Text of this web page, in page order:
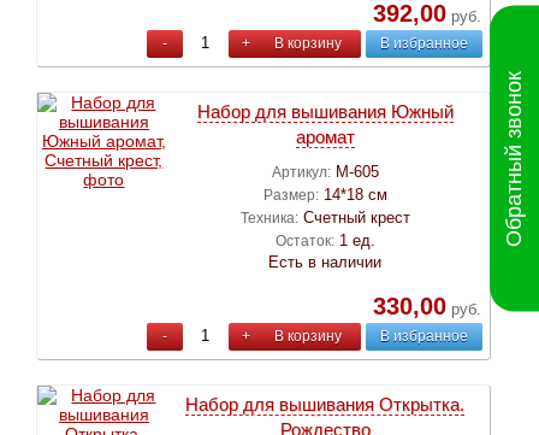
392,00руб.
- + В корзину В избранное
Набор для вышивания Южный
аромат
Артикул: М-605
Размер: 14*18 см
Техника: Счетный крест
Остаток: 1 ед.
Есть в наличии
330,00руб.
- + В корзину В избранное
Набор для вышивания Открытка.
Рождество
Обратный звонок